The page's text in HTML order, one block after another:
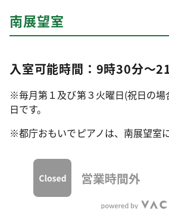
南展望室
入室可能時間：9時30分～
※毎月第１及び第３火曜日(祝日の場
日です。
※都庁おもいでピアノは、南展望室